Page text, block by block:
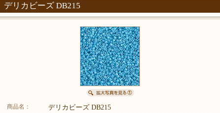
デリカビーズ DB215
商品名： デリカビーズ DB215